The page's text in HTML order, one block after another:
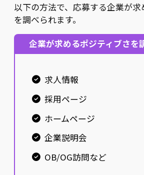
以下の方法で、応募する企業が求
を調べられます。
企業が求めるポジティブさを
求人情報
採用ページ
ホームページ
企業説明会
OB/OG訪問など